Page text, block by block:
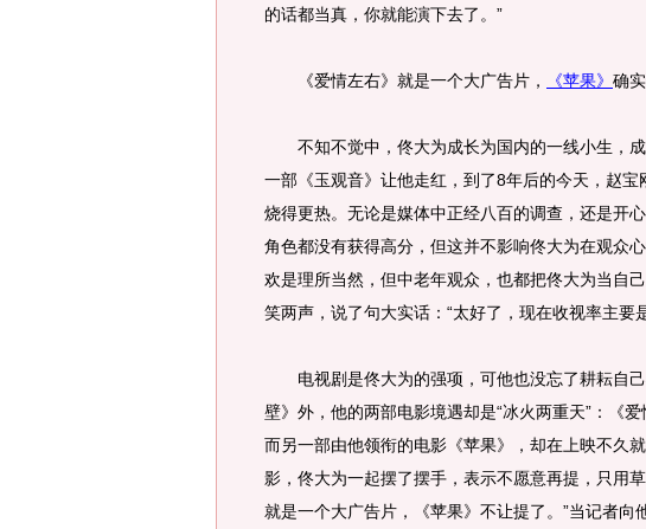
的话都当真，你就能演下去了。”
《爱情左右》就是一个大广告片， 《苹果》 确实
不知不觉中，佟大为成长为国内的一线小生，成
一部《玉观音》让他走红，到了8年后的今天，赵宝
烧得更热。无论是媒体中正经八百的调查，还是开
角色都没有获得高分，但这并不影响佟大为在观众
欢是理所当然，但中老年观众，也都把佟大为当自
笑两声，说了句大实话：“太好了，现在收视率主要
电视剧是佟大为的强项，可他也没忘了耕耘自己
壁》外，他的两部电影境遇却是“冰火两重天”：《
而另一部由他领衔的电影《苹果》，却在上映不久
影，佟大为一起摆了摆手，表示不愿意再提，只用
就是一个大广告片，《苹果》不让提了。”当记者向